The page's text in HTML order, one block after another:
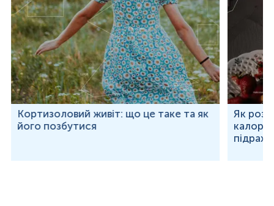
Кортизоловий живіт: що це таке та як
його позбутися
Як